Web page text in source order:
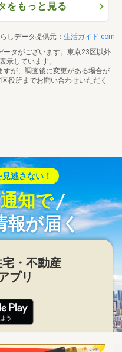
をもっと見る
しデータ提供元： 生活ガイド.com
タがございます。東京23区以外
示しています。
が、調査後に変更がある場合が
役所までお問い合わせいただく
逃さない！
知で
報が届く
・不動産
プリ